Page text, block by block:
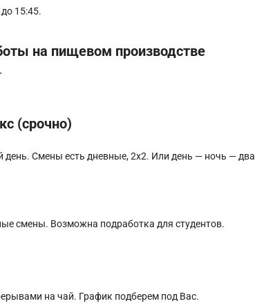
15:45.
на пищевом производстве
(срочно)
Смены еcть дневные, 2х2. Или день — нoчь — два
смены. Возможна подработка для студентов.
на чай. График подберем под Вас.